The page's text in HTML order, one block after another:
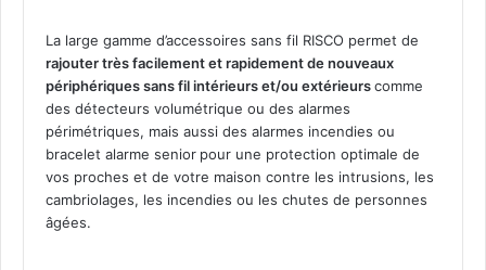
La large gamme d’accessoires sans fil RISCO permet de
rajouter très facilement et rapidement de nouveaux
périphériques sans fil intérieurs et/ou extérieurscomme
des détecteurs volumétrique ou des alarmes
périmétriques, mais aussi des alarmes incendies ou
bracelet alarme senior pour une protection optimale de
vos proches et de votre maison contre les intrusions, les
cambriolages, les incendies ou les chutes de personnes
âgées.